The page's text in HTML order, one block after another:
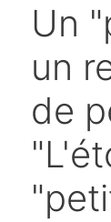
Un
un
de